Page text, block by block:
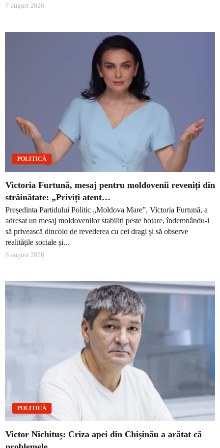
7 august 2026
POLITICĂ
Victoria Furtună, mesaj pentru moldovenii reveniți din
străinătate: „Priviți atent…
Președinta Partidului Politic „Moldova Mare”, Victoria Furtună, a
adresat un mesaj moldovenilor stabiliți peste hotare, îndemnându-i
să privească dincolo de revederea cu cei dragi și să observe
realitățile sociale și...
6 august 2026
POLITICĂ
Victor Nichituș: Criza apei din Chișinău a arătat că